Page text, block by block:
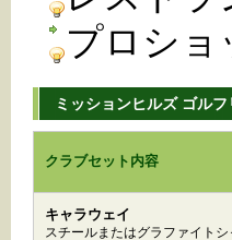
プロショ
ミッションヒルズ ゴル
クラブセット内容
キャラウェイ
スチールまたはグラファイトシ